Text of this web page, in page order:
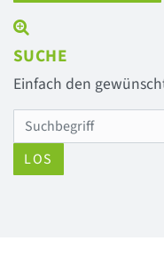
SUCHE
Einfach den
LOS